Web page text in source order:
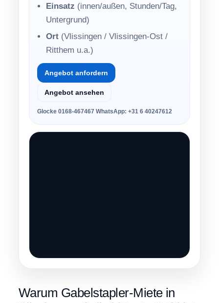
Einsatz (innen/außen, Stunden/Tag,
Untergrund)
Ort (Vlissingen / Vlissingen-Ost /
Ritthem u.a.)
Angebot anfordern
Angebot ansehen
Glocke 0168-467467 WhatsApp: +31 6 40247612
Warum Gabelstapler-Miete in